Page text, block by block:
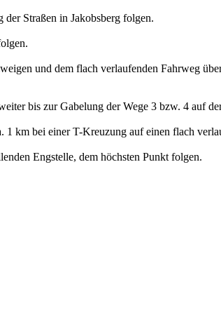
Straßen in Jakobsberg folgen.
und dem flach verlaufenden Fahrweg
bis zur Gabelung der Wege 3 bzw. 4 auf
1 km bei einer T-Kreuzung auf einen flach
Engstelle, dem höchsten Punkt folgen.